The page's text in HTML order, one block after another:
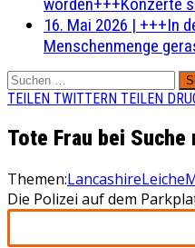
16. Mai 2026 | +++In
Menschenmenge
Suchen
nach:
TEILEN TWITTERN TEILEN
Tote Frau bei
Themen:LancashireLeiche
Die Polizei auf dem